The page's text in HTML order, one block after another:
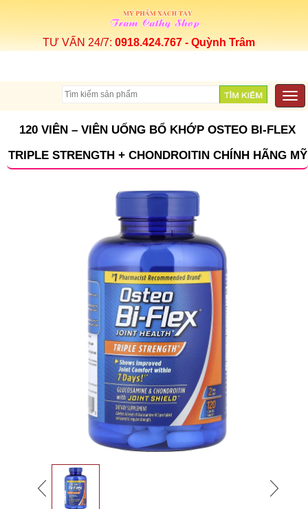
TƯ VẤN 24/7: 0918.424.767 - Quỳnh Trâm
120 VIÊN – VIÊN UỐNG BỔ KHỚP OSTEO BI-FLEX
TRIPLE STRENGTH + CHONDROITIN CHÍNH HÃNG MỸ